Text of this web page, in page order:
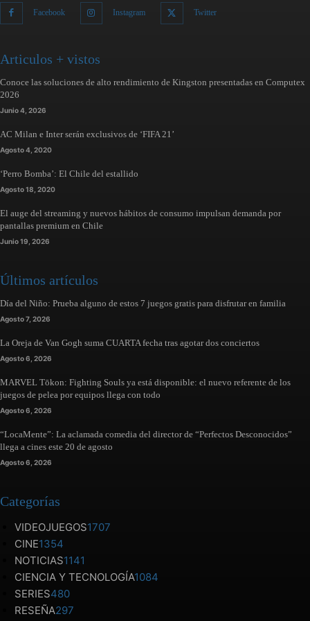
Facebook Instagram Twitter
Articulos + vistos
Conoce las soluciones de alto rendimiento de Kingston presentadas en Computex
2026
Junio 4, 2026
AC Milan e Inter serán exclusivos de ‘FIFA 21’
Agosto 4, 2020
‘Perro Bomba’: El Chile del estallido
Agosto 18, 2020
El auge del streaming y nuevos hábitos de consumo impulsan demanda por
pantallas premium en Chile
Junio 19, 2026
Últimos artículos
Día del Niño: Prueba alguno de estos 7 juegos gratis para disfrutar en familia
Agosto 7, 2026
La Oreja de Van Gogh suma CUARTA fecha tras agotar dos conciertos
Agosto 6, 2026
MARVEL Tōkon: Fighting Souls ya está disponible: el nuevo referente de los
juegos de pelea por equipos llega con todo
Agosto 6, 2026
“LocaMente”: La aclamada comedia del director de “Perfectos Desconocidos”
llega a cines este 20 de agosto
Agosto 6, 2026
Categorías
VIDEOJUEGOS1707
CINE1354
NOTICIAS1141
CIENCIA Y TECNOLOGÍA1084
SERIES480
RESEÑA297